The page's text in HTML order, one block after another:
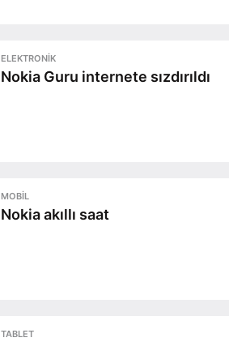
ELEKTRONIK
Nokia Guru internete sızdırıldı
MOBIL
Nokia akıllı saat
TABLET